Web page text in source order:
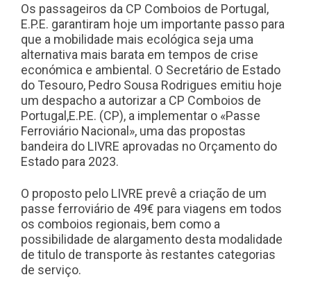
Os passageiros da CP Comboios de Portugal,
E.P.E. garantiram hoje um importante passo para
que a mobilidade mais ecológica seja uma
alternativa mais barata em tempos de crise
económica e ambiental. O Secretário de Estado
do Tesouro, Pedro Sousa Rodrigues emitiu hoje
um despacho a autorizar a CP Comboios de
Portugal,E.P.E. (CP), a implementar o «Passe
Ferroviário Nacional», uma das propostas
bandeira do LIVRE aprovadas no Orçamento do
Estado para 2023.
O proposto pelo LIVRE prevê a criação de um
passe ferroviário de 49€ para viagens em todos
os comboios regionais, bem como a
possibilidade de alargamento desta modalidade
de titulo de transporte às restantes categorias
de serviço.